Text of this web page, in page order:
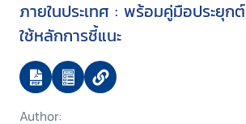
ภายในประเทศ : พร้อมคู่มือประยุกต์
ใช้หลักการชี้แนะ
Author: